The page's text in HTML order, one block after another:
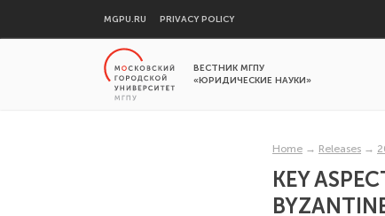
MGPU.RU PRIVACY POLICY
ВЕСТНИК МГПУ
«ЮРИДИЧЕСКИЕ НАУКИ»
Home → Releases →
KEY